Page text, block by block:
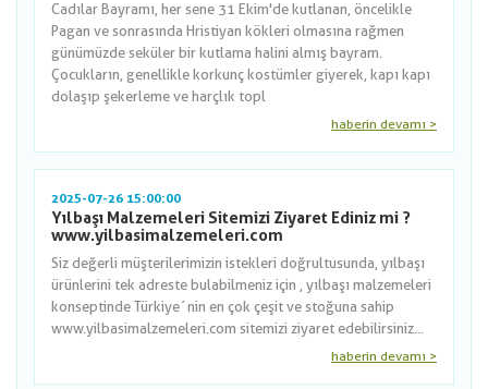
Cadılar Bayramı, her sene 31 Ekim'de kutlanan, öncelikle
Pagan ve sonrasında Hristiyan kökleri olmasına rağmen
günümüzde seküler bir kutlama halini almış bayram.
Çocukların, genellikle korkunç kostümler giyerek, kapı kapı
dolaşıp şekerleme ve harçlık topl
haberin devamı >
2025-07-26 15:00:00
Yılbaşı Malzemeleri Sitemizi Ziyaret Ediniz mi ?
www.yilbasimalzemeleri.com
Siz değerli müşterilerimizin istekleri doğrultusunda, yılbaşı
ürünlerini tek adreste bulabilmeniz için , yılbaşı malzemeleri
konseptinde Türkiye´nin en çok çeşit ve stoğuna sahip
www.yilbasimalzemeleri.com sitemizi ziyaret edebilirsiniz...
haberin devamı >